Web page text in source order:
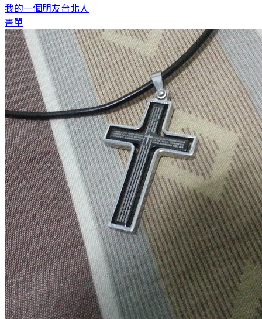
我的一個朋友台北人
書單